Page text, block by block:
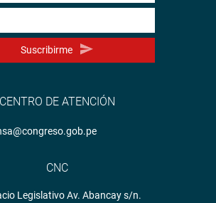
Suscribirme
CENTRO DE ATENCIÓN
CNC
Legislativo Av. Abancay s/n.